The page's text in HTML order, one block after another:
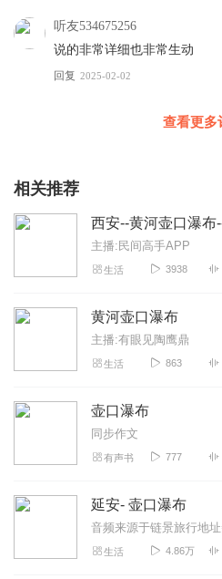
听友534675256
说的非常详细也非常生动
回复 2025-02-02
查看更多
相关推荐
西安--黄河壶口瀑布
主播:民间高手APP
生活 3938
黄河壶口瀑布
主播:有眼见陶鹰鼎
生活 863
壶口瀑布
同步作文
有声书 777
延安- 壶口瀑布
生活 4.86万